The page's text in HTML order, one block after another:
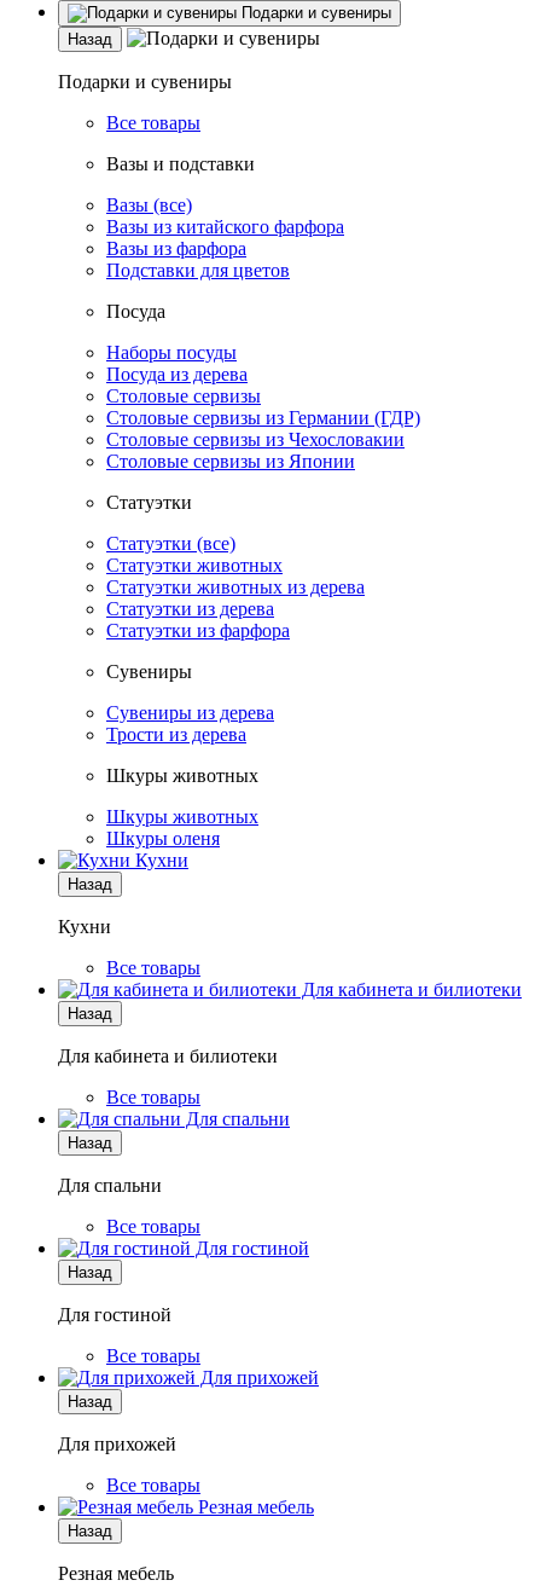
Подарки и сувениры
Назад
Подарки и сувениры
Все товары
Вазы и подставки
Вазы (все)
Вазы из китайского фарфора
Вазы из фарфора
Подставки для цветов
Посуда
Наборы посуды
Посуда из дерева
Столовые сервизы
Столовые сервизы из Германии (ГДР)
Столовые сервизы из Чехословакии
Столовые сервизы из Японии
Статуэтки
Статуэтки (все)
Статуэтки животных
Статуэтки животных из дерева
Статуэтки из дерева
Статуэтки из фарфора
Сувениры
Сувениры из дерева
Трости из дерева
Шкуры животных
Шкуры животных
Шкуры оленя
Кухни
Назад
Кухни
Все товары
Для кабинета и билиотеки
Назад
Для кабинета и билиотеки
Все товары
Для спальни
Назад
Для спальни
Все товары
Для гостиной
Назад
Для гостиной
Все товары
Для прихожей
Назад
Для прихожей
Все товары
Резная мебель
Назад
Резная мебель